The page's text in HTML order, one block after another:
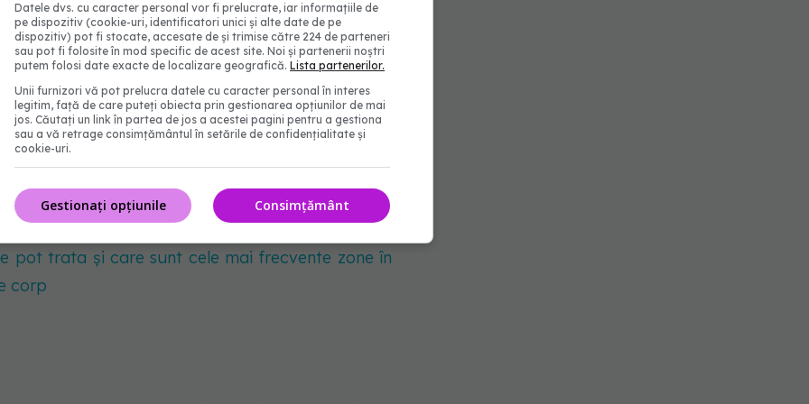
(AIT). Netratat, un AIT poate duce la un
la nivelul brațelor și picioarelor, este posibil să
periferică, cum ar fi dureri la picioare la mers
la nivelul unui membru afectat.
care duc la rinichi, este posibil să dezvoltați
renală.
pot trata și care sunt cele mai frecvente zone în
corp
Datele dvs. cu caracter personal vor fi prelucrate, iar informațiile de
pe dispozitiv (cookie-uri, identificatori unici și alte date de pe
dispozitiv) pot fi stocate, accesate de și trimise către 224 de parteneri
sau pot fi folosite în mod specific de acest site. Noi și partenerii noștri
putem folosi date exacte de localizare geografică. Lista partenerilor.
Unii furnizori vă pot prelucra datele cu caracter personal în interes
legitim, față de care puteți obiecta prin gestionarea opțiunilor de mai
jos. Căutați un link în partea de jos a acestei pagini pentru a gestiona
sau a vă retrage consimțământul în setările de confidențialitate și
cookie-uri.
Consimțământ
Gestionați opțiunile